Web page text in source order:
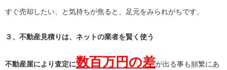
すぐ売却したい、と気持ちが焦ると、足元をみられがちです。
３、不動産見積りは、ネットの業者を賢く使う
不動産屋により査定に数百万円の差が出る事も頻繁にあ